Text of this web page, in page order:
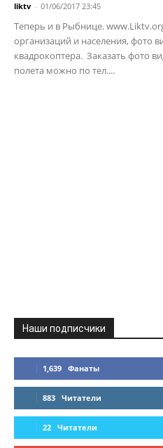
liktv - 01/06/2017 23:45
Теперь и в Рыбнице.
организаций и населения, фото
квадрокоптера. Заказать фото
полета можно по тел....
Наши подписчики
1,639 Фанаты
883 Читатели
22 Читатели